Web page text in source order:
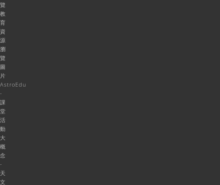
覽
教
育
資
源
瀏
覽
圖
片
AstroEdu
-
課
堂
活
動
大
概
念
-
天
文